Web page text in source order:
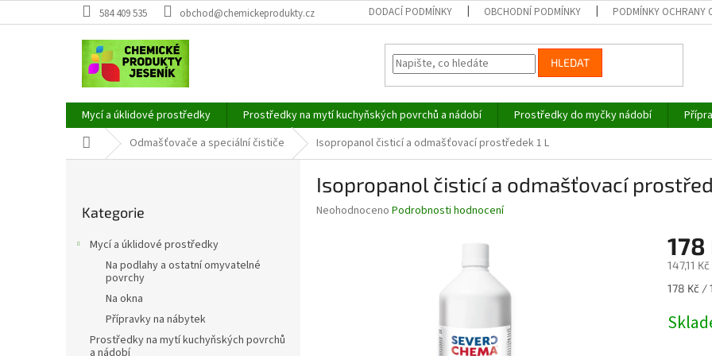
na
584 409 535 obchod@chemickeprodukty.cz DODACÍ PODMÍNKY OBCHODNÍ PODMÍNKY PODMÍNKY OCHRANY
HLEDAT
Mycí a úklidové prostředky Prostředky na mytí kuchyňských povrchů a nádobí Prostředky do myčky nádobí
Domů Odmašťovače a speciální čističe Isopropanol čisticí a odmašťovací prostředek 1 L
kategorie
Kategorie
Mycí a úklidové prostředky
Na podlahy a ostatní omyvatelné
povrchy
Na okna
Přípravky na nábytek
Prostředky na mytí kuchyňských povrchů
a nádobí
Isopropanol čisticí a odmašťovací
Průměrné
Neohodnoceno Podrobnosti hodnocení
178
147,11
Měrná
178 Kč /